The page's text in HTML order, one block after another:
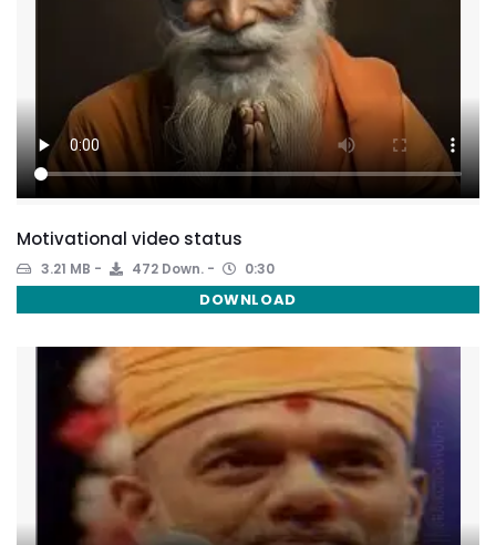
Motivational video status
3.21 MB 472 Down. 0:30
DOWNLOAD